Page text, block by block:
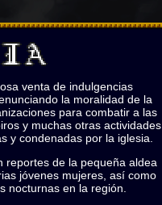
venta de indulgencias
la moralidad de la
para combatir a las
y muchas otras actividades
y condenadas por la iglesia.
reportes de la pequeña aldea
jóvenes mujeres, así como
nocturnas en la región.